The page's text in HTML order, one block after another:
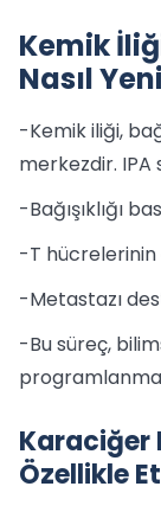
Kemik
Nasıl
-Kemik iliği,
merkezdir.
-Bağışıklığı
-T
-Metastazı
-Bu süreç,
Karaciğer
Özellikle